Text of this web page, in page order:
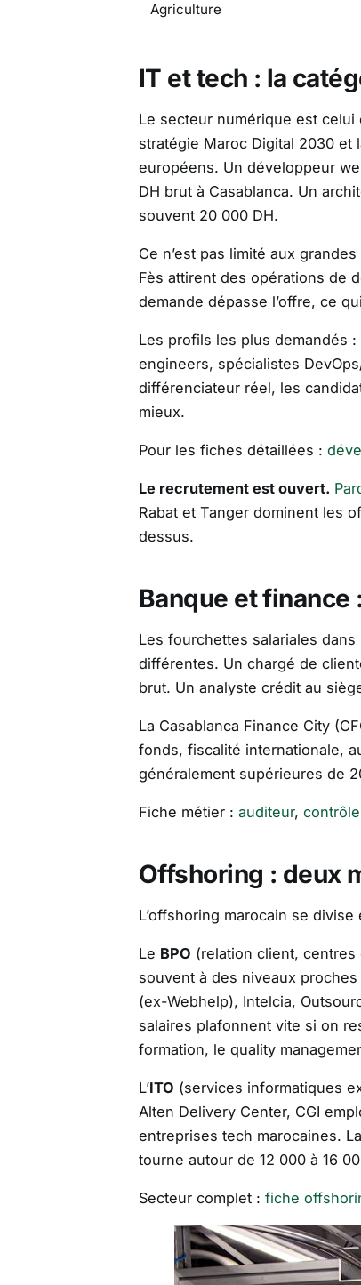
Agriculture
IT et tech : la
Le secteur numérique est
stratégie Maroc Digital 2030
européens. Un développeur
DH brut à Casablanca. Un
souvent 20 000 DH.
Ce n’est pas limité aux
Fès attirent des opérations de
demande dépasse l’offre, ce
Les profils les plus demandés
engineers, spécialistes
différenciateur réel, les
mieux.
Pour les fiches détaillées :
Le recrutement est ouvert.
Rabat et Tanger dominent les
dessus.
Banque et finance
Les fourchettes salariales
différentes. Un chargé de
brut. Un analyste crédit au
La Casablanca Finance City
fonds, fiscalité internationale,
généralement supérieures de
Fiche métier : auditeur,
Offshoring : deux
L’offshoring marocain se
Le BPO (relation client, centres
souvent à des niveaux
(ex-Webhelp), Intelcia,
salaires plafonnent vite si on
formation, le quality
L’ITO (services informatiques
Alten Delivery Center, CGI
entreprises tech marocaines.
tourne autour de 12 000 à 16
Secteur complet : fiche